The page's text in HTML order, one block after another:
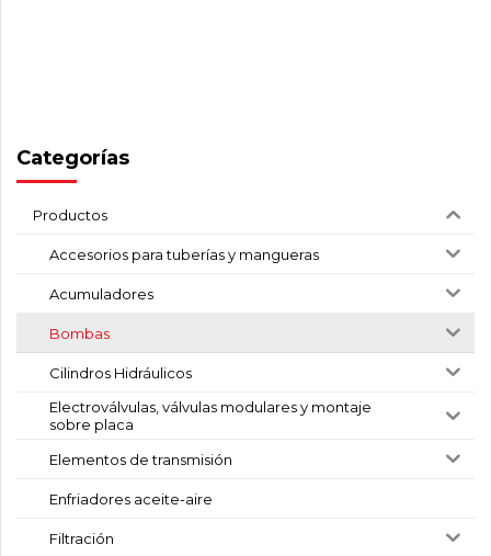
Categorías
Productos
Accesorios para tuberías y mangueras
Acumuladores
Bombas
Cilindros Hidráulicos
Electroválvulas, válvulas modulares y montaje
sobre placa
Elementos de transmisión
Enfriadores aceite-aire
Filtración